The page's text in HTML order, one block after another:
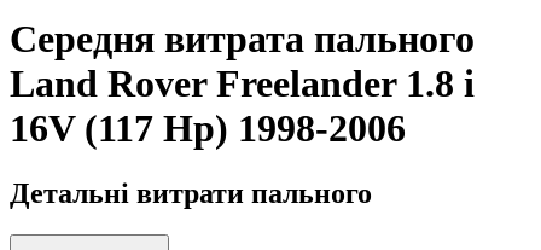
Середня витрата пального
Land Rover Freelander 1.8 i
16V (117 Hp) 1998-2006
Детальні витрати пального